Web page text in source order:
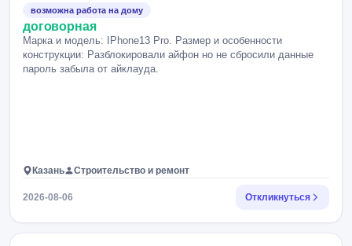
возможна работа на дому
договорная
Марка и модель: IPhone13 Pro. Размер и особенности
конструкции: Разблокировали айфон но не сбросили данные
пароль забыла от айклауда.
Казань Строительство и ремонт
2026-08-06 Откликнуться